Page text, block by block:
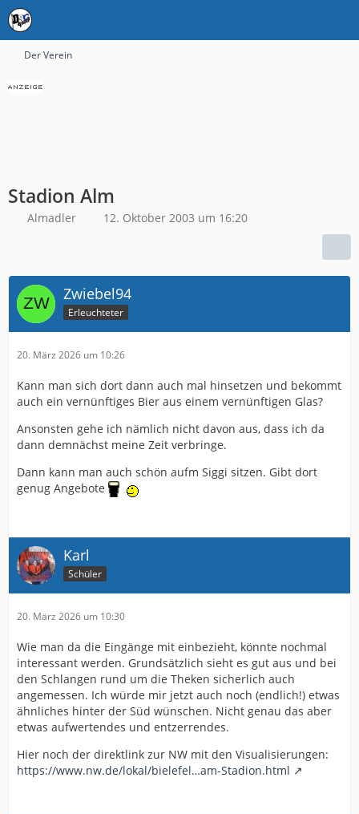
Der Verein
Stadion Alm
Almadler 12. Oktober 2003 um 16:20
Zwiebel94
Erleuchteter
20. März 2026 um 10:26
Kann man sich dort dann auch mal hinsetzen und bekommt
auch ein vernünftiges Bier aus einem vernünftigen Glas?
Ansonsten gehe ich nämlich nicht davon aus, dass ich da
dann demnächst meine Zeit verbringe.
Dann kann man auch schön aufm Siggi sitzen. Gibt dort
genug Angebote
Karl
Schüler
20. März 2026 um 10:30
Wie man da die Eingänge mit einbezieht, könnte nochmal
interessant werden. Grundsätzlich sieht es gut aus und bei
den Schlangen rund um die Theken sicherlich auch
angemessen. Ich würde mir jetzt auch noch (endlich!) etwas
ähnliches hinter der Süd wünschen. Nicht genau das aber
etwas aufwertendes und entzerrendes.
Hier noch der direktlink zur NW mit den Visualisierungen:
https://www.nw.de/lokal/bielefel…am-Stadion.html